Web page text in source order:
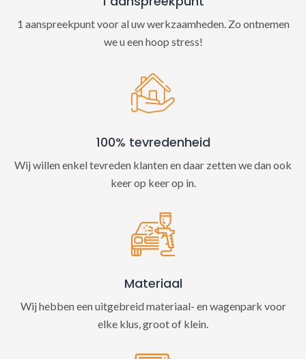
1 aanspreekpunt voor al uw werkzaamheden. Zo ontnemen
we u een hoop stress!
100% tevredenheid
Wij willen enkel tevreden klanten en daar zetten we dan ook
keer op keer op in.
Materiaal
Wij hebben een uitgebreid materiaal- en wagenpark voor
elke klus, groot of klein.